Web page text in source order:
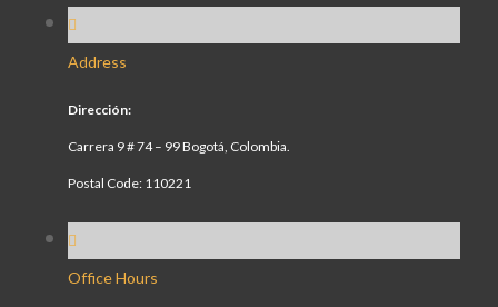
Address
Dirección:
Carrera 9 # 74 – 99 Bogotá, Colombia.
Postal Code: 110221
Office Hours